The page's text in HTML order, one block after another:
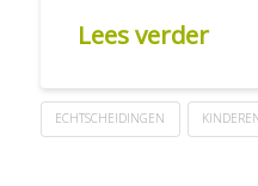
Lees verder
ECHTSCHEIDINGEN